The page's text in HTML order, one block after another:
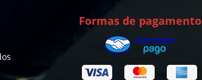
Formas de pagamento